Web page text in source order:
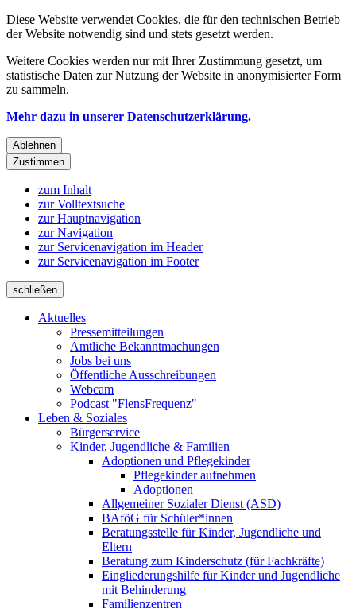
Diese Website verwendet Cookies, die für den technischen Betrieb
der Website notwendig sind und stets gesetzt werden.
Weitere Cookies werden nur mit Ihrer Zustimmung gesetzt, um
statistische Daten zur Nutzung der Website in anonymisierter Form
zu sammeln.
Mehr dazu in unserer Datenschutzerklärung.
Ablehnen
Zustimmen
zum Inhalt
zur Volltextsuche
zur Hauptnavigation
zur Navigation
zur Servicenavigation im Header
zur Servicenavigation im Footer
schließen
Aktuelles
Pressemitteilungen
Amtliche Bekanntmachungen
Jobs bei uns
Öffentliche Ausschreibungen
Webcam
Podcast "FlensFrequenz"
Leben & Soziales
Bürgerservice
Kinder, Jugendliche & Familien
Adoptionen und Pflegekinder
Pflegekinder aufnehmen
Adoptionen
Allgemeiner Sozialer Dienst (ASD)
BAföG für Schüler*innen
Beratungsstelle für Kinder, Jugendliche und
Eltern
Beratung zum Kinderschutz (für Fachkräfte)
Eingliederungshilfe für Kinder und Jugendliche
mit Behinderung
Familienzentren